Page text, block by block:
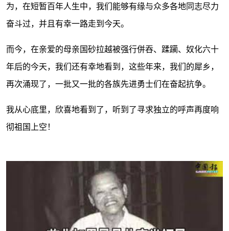
为，在短暂百年人生中，我们能够有缘与众多各地同志尽力
奋斗过，并且有幸一路走到今天。
而今，在亲爱的母亲国砂拉越被强行併吞、蹂躏、奴化六十
年后的今天，我们还有幸地看到，这些年来，我们的犀乡，
再次涌现了，一批又一批的各族先进勇士们在奋起抗争。
我从心底里，欣喜地看到了，听到了寻求独立的呼声再度响
彻祖国上空！